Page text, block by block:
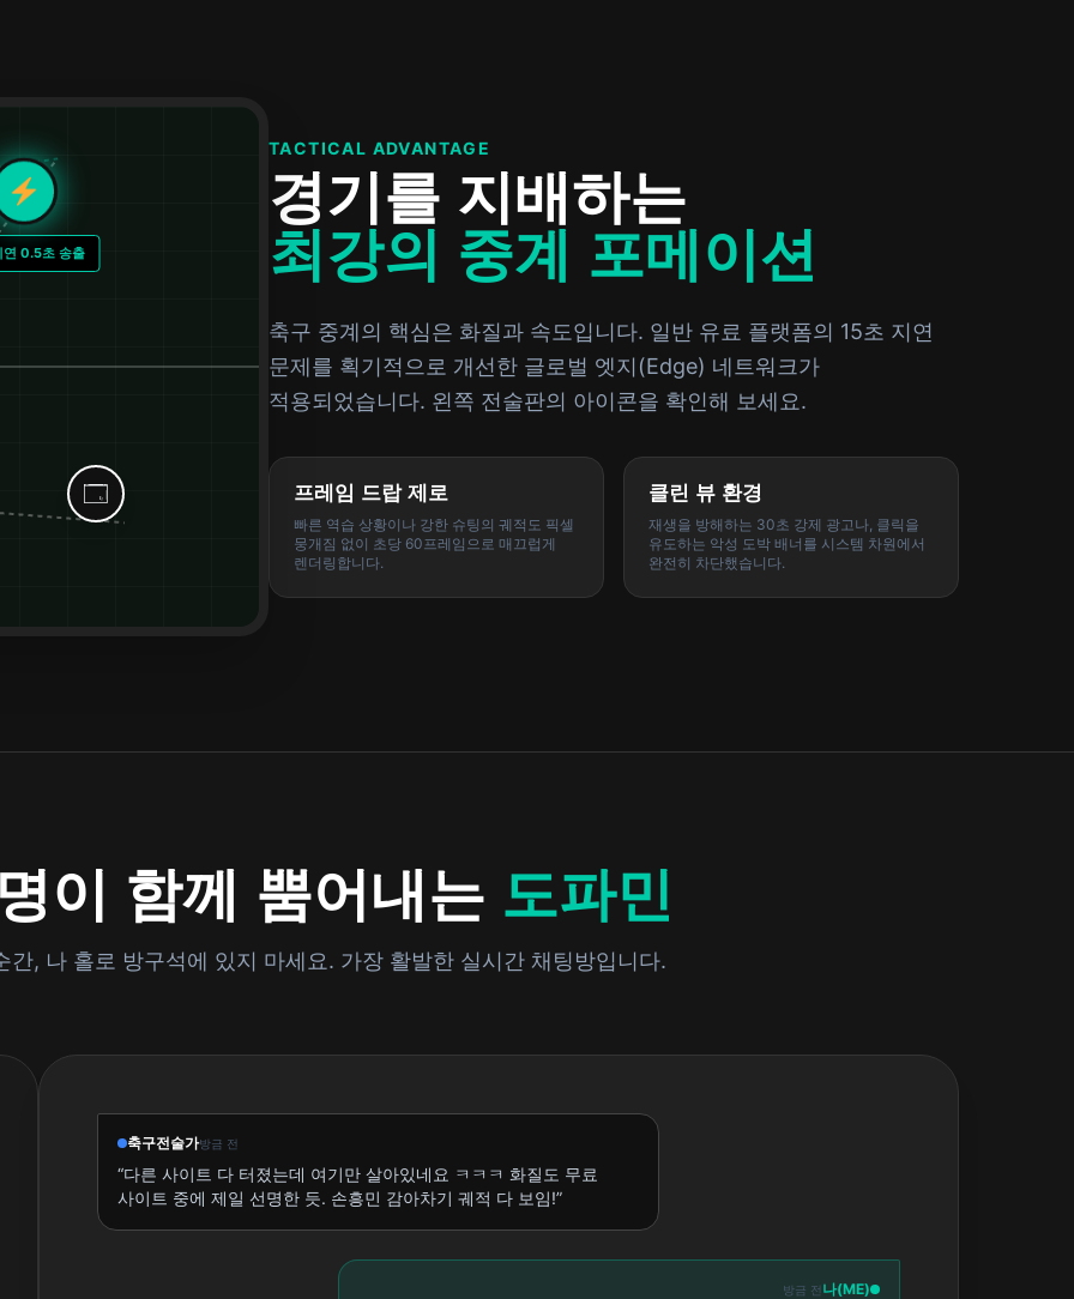
연 0.5초 송출
🗔
TACTICAL ADVANTAGE
경기를 지배하는
최강의 중계 포메이션
축구 중계의 핵심은 화질과 속도입니다. 일반 유료 플랫폼의 15초 지연
문제를 획기적으로 개선한 글로벌 엣지(Edge) 네트워크가
적용되었습니다. 왼쪽 전술판의 아이콘을 확인해 보세요.
프레임 드랍 제로
빠른 역습 상황이나 강한 슈팅의 궤적도 픽셀
뭉개짐 없이 초당 60프레임으로 매끄럽게
렌더링합니다.
클린 뷰 환경
재생을 방해하는 30초 강제 광고나, 클릭을
유도하는 악성 도박 배너를 시스템 차원에서
완전히 차단했습니다.
이 함께 뿜어내는 도파민
간, 나 홀로 방구석에 있지 마세요. 가장 활발한 실시간 채팅방입니다.
축구전술가방금 전
“다른 사이트 다 터졌는데 여기만 살아있네요 ㅋㅋㅋ 화질도 무료
사이트 중에 제일 선명한 듯. 손흥민 감아차기 궤적 다 보임!”
방금 전나(ME)